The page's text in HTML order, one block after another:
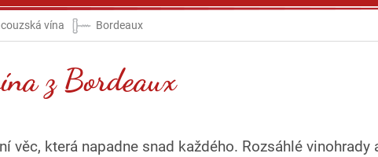
vína Bordeaux
z Bordeaux
věc, která napadne snad každého. Rozsáhlé